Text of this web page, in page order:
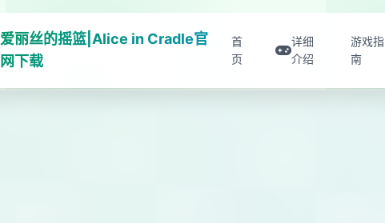
爱丽丝的摇篮|Alice in Cradle官
网下载
首
页
详细
介绍
游戏指
南